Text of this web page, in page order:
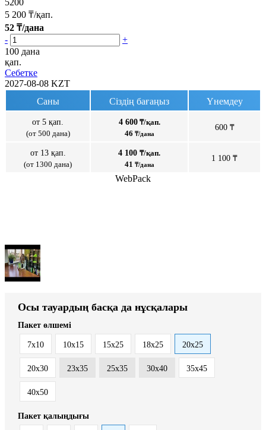
5 200 ₸/қап.
52 ₸/дана
-
+
100 дана
қап.
Себетке
2027-08-08 KZT
Саны
Сіздің бағаңыз Үнемдеу
от 5 қап.
(от 500 дана)
4 600₸/қап.
46 ₸/дана
600 ₸
от 13 қап.
(от 1300 дана)
4 100 ₸/қап.
41 ₸/дана
1 100 ₸
WebPack
Осы тауардың басқа да нұсқалары
Пакет өлшемі
7x10 10x15 15x25 18x25 20x25
20x30 23x35 25x35 30x40 35x45
40x50
Пакет қалыңдығы